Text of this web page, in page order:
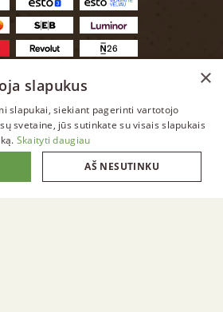
LITHUANIAN
×
slapukus
slapukai, siekiant pagerinti vartotojo
svetaine, jūs sutinkate su visais slapukais
Skaityti daugiau
AŠ NESUTINKU